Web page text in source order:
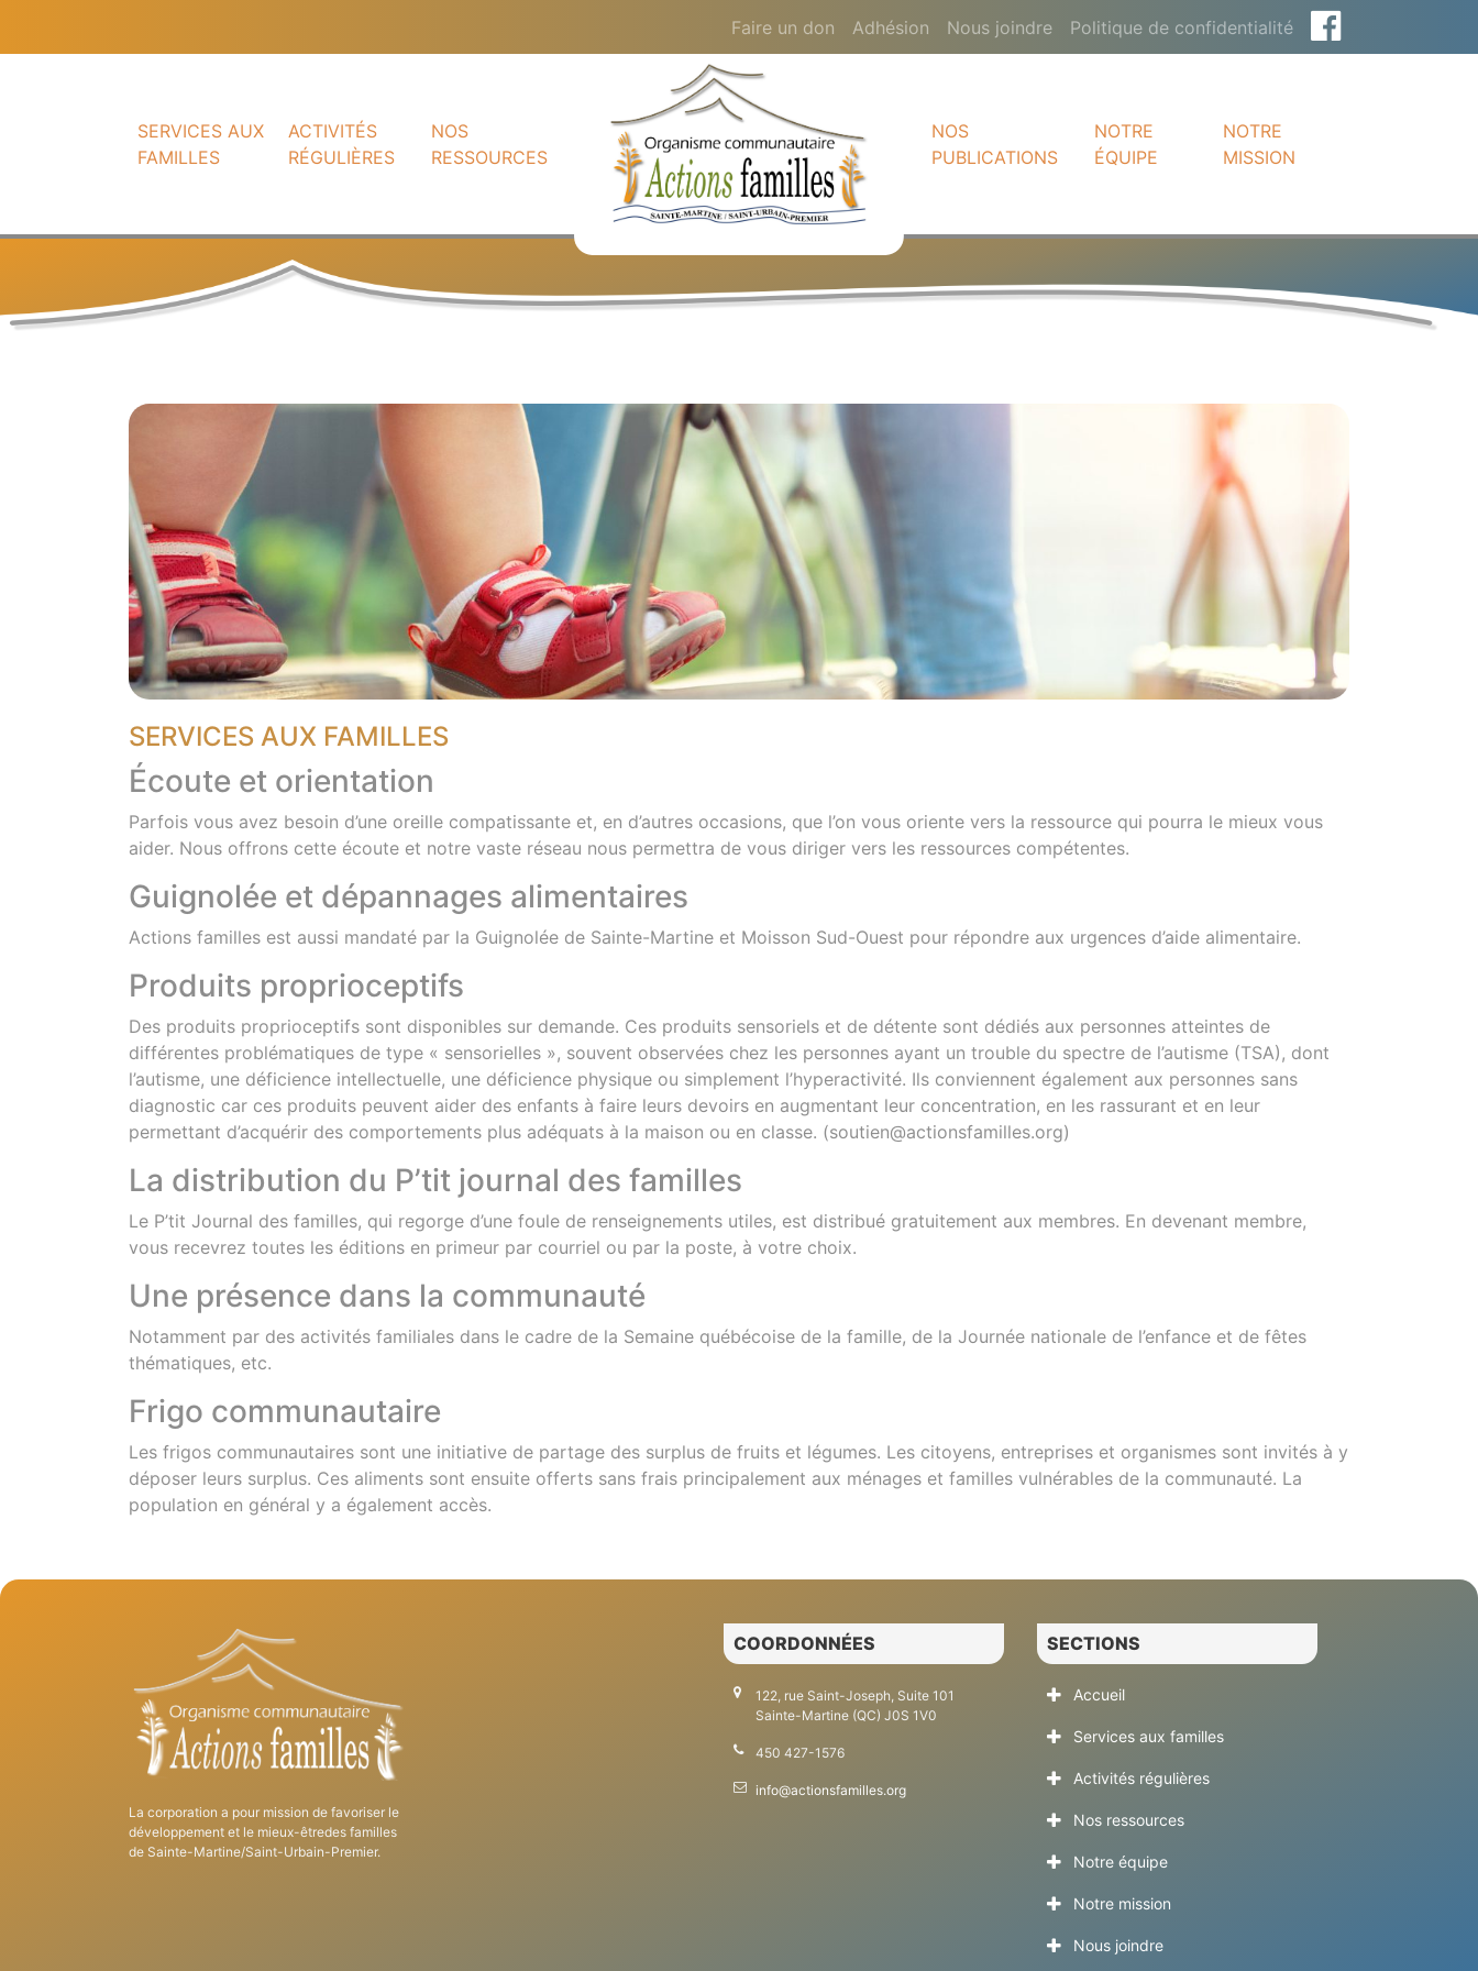
Faire un don Adhésion Nous joindre Politique de confidentialité
SERVICES AUX
FAMILLES
ACTIVITÉS
RÉGULIÈRES
NOS
RESSOURCES
NOS
PUBLICATIONS
NOTRE
ÉQUIPE
NOTRE
MISSION
SERVICES AUX FAMILLES
Écoute et orientation
Parfois vous avez besoin d’une oreille compatissante et, en d’autres occasions, que l’on vous oriente vers la ressource qui pourra le mieux vous
aider. Nous offrons cette écoute et notre vaste réseau nous permettra de vous diriger vers les ressources compétentes.
Guignolée et dépannages alimentaires
Actions familles est aussi mandaté par la Guignolée de Sainte-Martine et Moisson Sud-Ouest pour répondre aux urgences d’aide alimentaire.
Produits proprioceptifs
Des produits proprioceptifs sont disponibles sur demande. Ces produits sensoriels et de détente sont dédiés aux personnes atteintes de
différentes problématiques de type « sensorielles », souvent observées chez les personnes ayant un trouble du spectre de l’autisme (TSA), dont
l’autisme, une déficience intellectuelle, une déficience physique ou simplement l’hyperactivité. Ils conviennent également aux personnes sans
diagnostic car ces produits peuvent aider des enfants à faire leurs devoirs en augmentant leur concentration, en les rassurant et en leur
permettant d’acquérir des comportements plus adéquats à la maison ou en classe. (soutien@actionsfamilles.org)
La distribution du P’tit journal des familles
Le P’tit Journal des familles, qui regorge d’une foule de renseignements utiles, est distribué gratuitement aux membres. En devenant membre,
vous recevrez toutes les éditions en primeur par courriel ou par la poste, à votre choix.
Une présence dans la communauté
Notamment par des activités familiales dans le cadre de la Semaine québécoise de la famille, de la Journée nationale de l’enfance et de fêtes
thématiques, etc.
Frigo communautaire
Les frigos communautaires sont une initiative de partage des surplus de fruits et légumes. Les citoyens, entreprises et organismes sont invités à y
déposer leurs surplus. Ces aliments sont ensuite offerts sans frais principalement aux ménages et familles vulnérables de la communauté. La
population en général y a également accès.
La corporation a pour mission de favoriser le
développement et le mieux-êtredes familles
de Sainte-Martine/Saint-Urbain-Premier.
COORDONNÉES
122, rue Saint-Joseph, Suite 101
Sainte-Martine (QC) J0S 1V0
450 427-1576
info@actionsfamilles.org
SECTIONS
Accueil
Services aux familles
Activités régulières
Nos ressources
Notre équipe
Notre mission
Nous joindre